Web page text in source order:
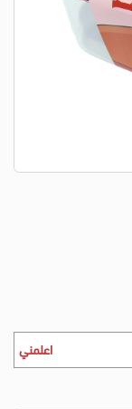
اعلمني